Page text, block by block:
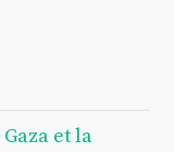
et la